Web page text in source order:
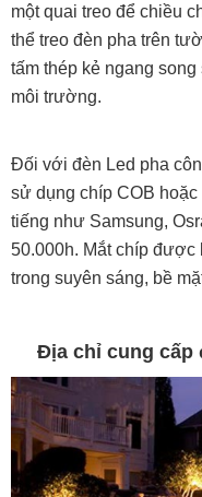
một quai treo để chiều
thể treo đèn pha trên
tấm thép kẻ ngang
môi trường.
Đối với đèn Led pha
sử dụng chíp COB
tiếng như Samsung,
50.000h. Mắt chíp
trong suyên sáng, bề
Địa chỉ cung cấp